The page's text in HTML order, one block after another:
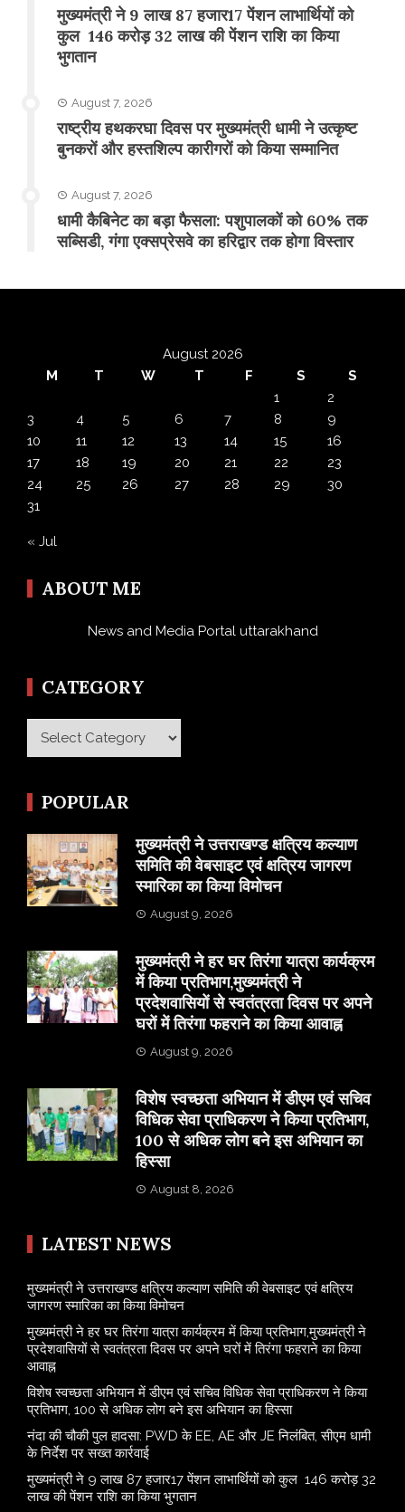
मुख्यमंत्री ने 9 लाख 87 हजार17 पेंशन लाभार्थियों को
कुल 146 करोड़ 32 लाख की पेंशन राशि का किया
भुगतान
August 7, 2026
राष्ट्रीय हथकरघा दिवस पर मुख्यमंत्री धामी ने उत्कृष्ट
बुनकरों और हस्तशिल्प कारीगरों को किया सम्मानित
August 7, 2026
​धामी कैबिनेट का बड़ा फैसला: पशुपालकों को 60% तक
सब्सिडी, गंगा एक्सप्रेसवे का हरिद्वार तक होगा विस्तार
August 2026
M
T W T F S
S
1
2
3
4 5 6 7 8
9
10
11 12 13 14 15
16
17
18 19 20 21 22
23
24
25 26 27 28 29
30
31
« Jul
ABOUT ME
News and Media Portal uttarakhand
CATEGORY
Category
POPULAR
मुख्यमंत्री ने उत्तराखण्ड क्षत्रिय कल्याण
समिति की वेबसाइट एवं क्षत्रिय जागरण
स्मारिका का किया विमोचन
August 9, 2026
मुख्यमंत्री ने हर घर तिरंगा यात्रा कार्यक्रम
में किया प्रतिभाग,मुख्यमंत्री ने
प्रदेशवासियों से स्वतंत्रता दिवस पर अपने
घरों में तिरंगा फहराने का किया आवाह्न
August 9, 2026
विशेष स्वच्छता अभियान में डीएम एवं सचिव
विधिक सेवा प्राधिकरण ने किया प्रतिभाग,
100 से अधिक लोग बने इस अभियान का
हिस्सा
August 8, 2026
LATEST NEWS
मुख्यमंत्री ने उत्तराखण्ड क्षत्रिय कल्याण समिति की वेबसाइट एवं क्षत्रिय
जागरण स्मारिका का किया विमोचन
मुख्यमंत्री ने हर घर तिरंगा यात्रा कार्यक्रम में किया प्रतिभाग,मुख्यमंत्री ने
प्रदेशवासियों से स्वतंत्रता दिवस पर अपने घरों में तिरंगा फहराने का किया
आवाह्न
विशेष स्वच्छता अभियान में डीएम एवं सचिव विधिक सेवा प्राधिकरण ने किया
प्रतिभाग, 100 से अधिक लोग बने इस अभियान का हिस्सा
नंदा की चौकी पुल हादसा: PWD के EE, AE और JE निलंबित, सीएम धामी
के निर्देश पर सख्त कार्रवाई
मुख्यमंत्री ने 9 लाख 87 हजार17 पेंशन लाभार्थियों को कुल 146 करोड़ 32
लाख की पेंशन राशि का किया भुगतान